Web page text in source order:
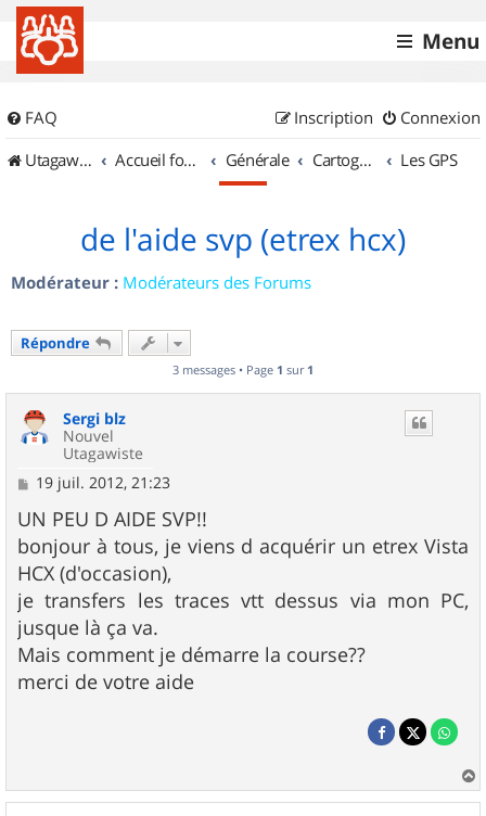
Menu
FAQ Connexion
Inscription
UtagawaVTT (Randos VTT et VTTAE avec traces GPS)
Accueil forum Générale Cartographie et GPS Les GPS
de l'aide svp (etrex hcx)
Modérateur : Modérateurs des Forums
Répondre
3 messages • Page 1 sur 1
Sergi blz
Nouvel
Utagawiste
M
s
s
a
g
e
19 juil. 2012, 21:23
UN PEU D AIDE SVP!!
bonjour à tous, je viens d acquérir un etrex Vista
HCX (d'occasion),
je transfers les traces vtt dessus via mon PC,
jusque là ça va.
Mais comment je démarre la course??
merci de votre aide
a